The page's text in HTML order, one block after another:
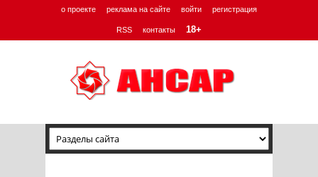
о проекте реклама на сайте войти регистрация
RSS контакты 18+